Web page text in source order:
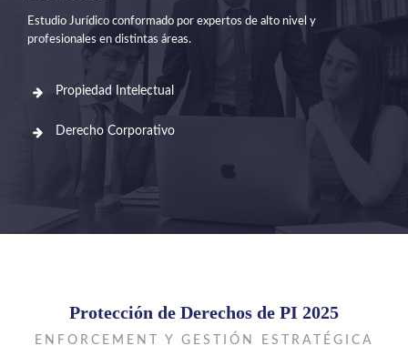
Estudio Jurídico conformado por expertos de alto nivel y
profesionales en distintas áreas.
Propiedad Intelectual
Derecho Corporativo
Protección de Derechos de PI 2025
ENFORCEMENT Y GESTIÓN ESTRATÉGICA